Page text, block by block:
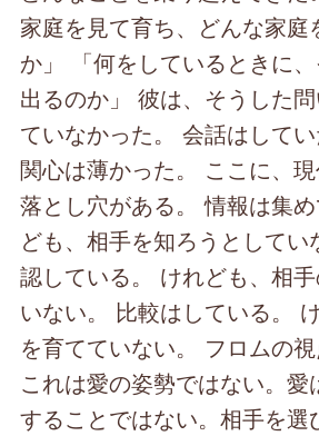
家庭を見て育ち、どんな家庭
か」 「何をしているときに
出るのか」 彼は、そうした
ていなかった。 会話はしてい
関心は薄かった。 ここに、
落とし穴がある。 情報は集
ども、相手を知ろうとして
認している。 けれども、相
いない。 比較はしている。
を育てていない。 フロムの視
これは愛の姿勢ではない。愛
することではない。相手を選